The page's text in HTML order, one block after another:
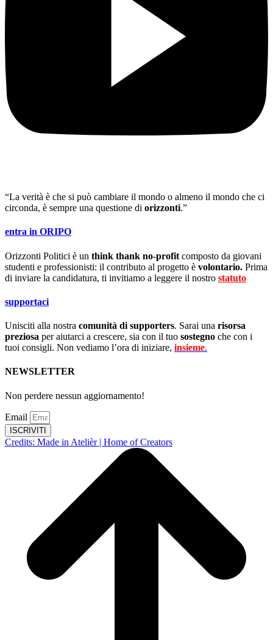
“La verità è che si può cambiare il mondo o almeno il mondo che ci
circonda, è sempre una questione di orizzonti.”
entra in ORIPO
Orizzonti Politici è un think thank no-profit composto da giovani
studenti e professionisti: il contributo al progetto è volontario. Prima
di inviare la candidatura, ti invitiamo a leggere il nostro statuto
supportaci
Unisciti alla nostra comunità di supporters. Sarai una risorsa
preziosa per aiutarci a crescere, sia con il tuo sostegno che con i
tuoi consigli. Non vediamo l’ora di iniziare, insieme.
NEWSLETTER
Non perdere nessun aggiornamento!
Email
ISCRIVITI
Credits: Made in Atelièr | Home of Creators